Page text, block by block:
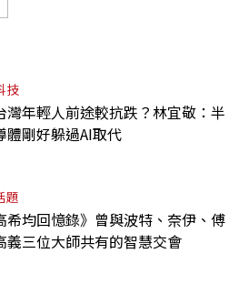
技
灣年輕人前途較抗跌？林宜敬：半
體剛好躲過AI取代
題
希均回憶錄》曾與波特、奈伊、傅
義三位大師共有的智慧交會